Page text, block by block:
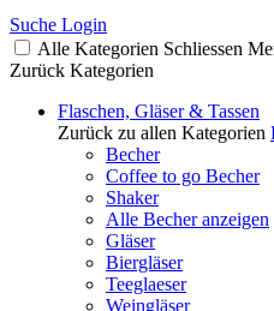
Suche Login
Alle Kategorien Schliessen
Zurück Kategorien
Flaschen, Gläser & Tassen
Zurück zu allen Kategorien
Becher
Coffee to go Becher
Shaker
Alle Becher anzeigen
Gläser
Biergläser
Teeglaeser
Weingläser